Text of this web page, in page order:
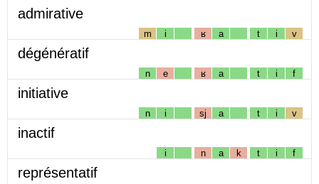
admirative
m i ʁ a t i v
dégénératif
n e ʁ a t i f
initiative
n i sj a t i v
inactif
i n a k t i f
représentatif